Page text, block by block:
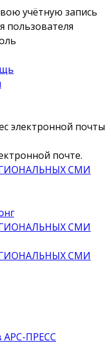
учётную запись
пользователя
электронной почты
почте.
АРС-ПРЕСС